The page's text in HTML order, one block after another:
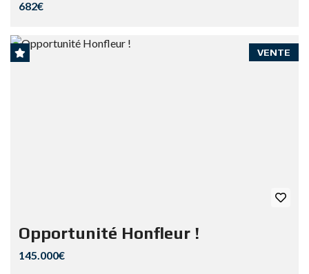
682€
VENTE
Opportunité Honfleur !
145.000€